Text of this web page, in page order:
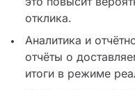
отклика.
Аналитика и
отчёты о
итоги в режиме